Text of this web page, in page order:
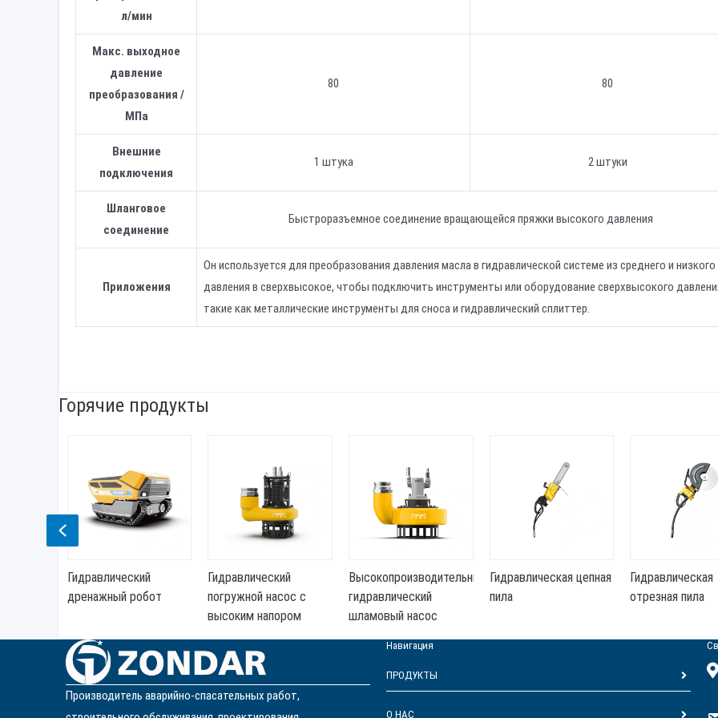
л/мин
Макс. выходное
давление
преобразования /
МПа
80 80
Внешние
подключения
1 штука 2 штуки
Шланговое
соединение
Быстроразъемное соединение вращающейся пряжки высокого давления
Приложения
Он используется для преобразования давления масла в гидравлической системе из среднего и низкого
давления в сверхвысокое, чтобы подключить инструменты или оборудование сверхвысокого
такие как металлические инструменты для сноса и гидравлический сплиттер.
Горячие продукты
Гидравлический
дренажный робот
Гидравлический
погружной насос с
высоким напором
Высокопроизводительный
гидравлический
шламовый насос
Гидравлическая цепная
пила
Гидравлическая
отрезная пила
Previous
Производитель аварийно-спасательных работ,
Навигация
ПРОДУКТЫ
О НАС